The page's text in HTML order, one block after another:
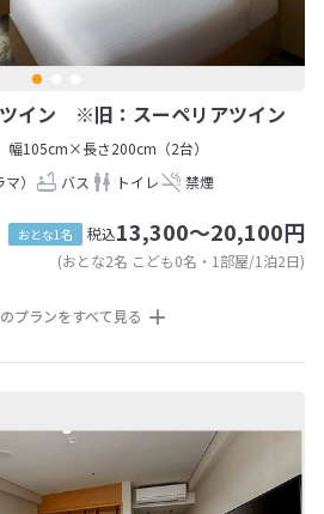
ツイン ※旧：スーペリアツイン
幅105cm×長さ200cm（2台）
） バス トイレ 禁煙
おとな1名 税込13,300～20,100円
(おとな2名 こども0名・1部屋/1泊2日)
プランをすべて見る